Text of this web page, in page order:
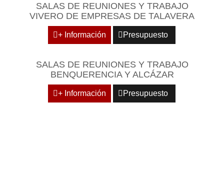
SALAS DE REUNIONES Y TRABAJO
VIVERO DE EMPRESAS DE TALAVERA
+ Información Presupuesto
SALAS DE REUNIONES Y TRABAJO
BENQUERENCIA Y ALCÁZAR
+ Información Presupuesto